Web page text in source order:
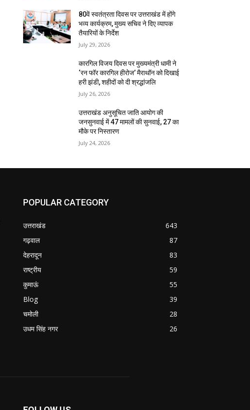
80वें स्वतंत्रता दिवस पर उत्तराखंड में होंगे
भव्य कार्यक्रम, मुख्य सचिव ने दिए व्यापक
तैयारियों के निर्देश
July 29, 2026
कारगिल विजय दिवस पर मुख्यमंत्री धामी ने
‘रन फॉर कारगिल हीरोज’ मैराथॉन को दिखाई
हरी झंडी, शहीदों को दी श्रद्धांजलि
July 26, 2026
उत्तराखंड अनुसूचित जाति आयोग की
जनसुनवाई में 47 मामलों की सुनवाई, 27 का
मौके पर निस्तारण
July 24, 2026
POPULAR CATEGORY
उत्तराखंड
643
गढ़वाल
87
देहरादून
83
राष्ट्रीय
59
कुमाऊं
55
Blog
39
चमोली
28
उधम सिंह नगर
26